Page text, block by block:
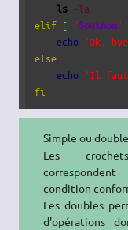
ls -la
elif [ "$ouinon"
echo "Ok,
else
echo "Il faut
fi
Simple ou
Les
condition
Les doubles
d'opérations